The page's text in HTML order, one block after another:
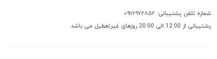
شماره تلفن پشتیبانی: ۰۹۱۱۶۹۷۲۸۵۲
پشتیبانی از 12:00 الی 20:00 روزهای غیرتعطیل می باشد